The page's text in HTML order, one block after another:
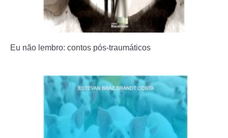
Eu não lembro: contos pós-traumáticos